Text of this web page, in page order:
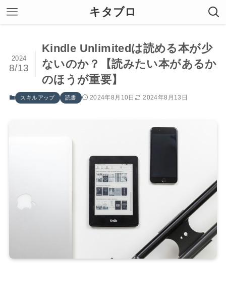
キタブロ
Kindle Unlimitedは読める本が少
ないのか？【読みたい本があるか
のほうが重要】
2024
8/13
スキルアップ 読書 2024年8月10日 2024年8月13日